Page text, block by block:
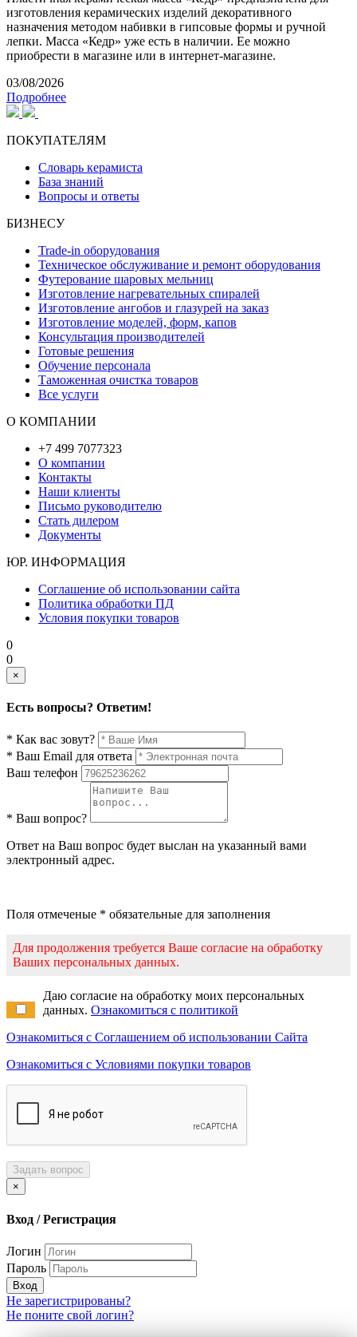
изготовления керамических изделий декоративного
назначения методом набивки в гипсовые формы и ручной
лепки. Масса «Кедр» уже есть в наличии. Ее можно
приобрести в магазине или в интернет-магазине.
03/08/2026
Подробнее
ПОКУПАТЕЛЯМ
Словарь керамиста
База знаний
Вопросы и ответы
БИЗНЕСУ
Trade-in оборудования
Техническое обслуживание и ремонт оборудования
Футерование шаровых мельниц
Изготовление нагревательных спиралей
Изготовление ангобов и глазурей на заказ
Изготовление моделей, форм, капов
Консультация производителей
Готовые решения
Обучение персонала
Таможенная очистка товаров
Все услуги
О КОМПАНИИ
+7 499 7077323
О компании
Контакты
Наши клиенты
Письмо руководителю
Стать дилером
Документы
ЮР. ИНФОРМАЦИЯ
Соглашение об использовании сайта
Политика обработки ПД
Условия покупки товаров
0
0
×
Есть вопросы? Ответим!
* Как вас зовут?
* Ваш Email для ответа
Ваш телефон
* Ваш вопрос?
Ответ на Ваш вопрос будет выслан на указанный вами
электронный адрес.
Поля отмеченые * обязательные для заполнения
Для продолжения требуется Ваше согласие на обработку
Ваших персональных данных.
Даю согласие на обработку моих персональных
данных. Ознакомиться с политикой
Ознакомиться с Соглашением об использовании Сайта
Ознакомиться с Условиями покупки товаров
Задать вопрос
×
Вход / Регистрация
Логин
Пароль
Вход
Не зарегистрированы?
Не поните свой логин?